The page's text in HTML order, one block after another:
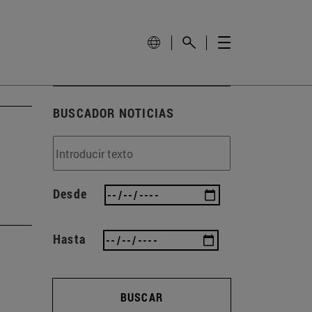
BUSCADOR NOTICIAS
Desde
Hasta
BUSCAR